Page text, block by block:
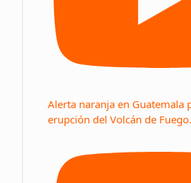
Alerta naranja en Guatemala
erupción del Volcán de Fuego.